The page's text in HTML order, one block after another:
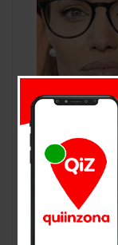
Occhiali
alla forma
montatura
crisi
trucchetti di
mano.